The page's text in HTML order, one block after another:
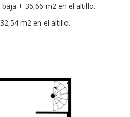
+ 36,66 m2 en el altillo.
m2 en el altillo.